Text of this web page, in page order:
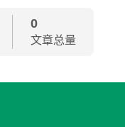
0
文章总量